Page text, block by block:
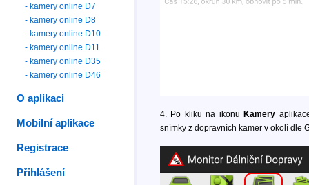
4. Po kliku na ikonu Kamery
snímky z dopravních kamer v okolí dle
- kamery online D7
- kamery online D8
- kamery online D10
- kamery online D11
- kamery online D35
- kamery online D46
O aplikaci
Mobilní aplikace
Registrace
Přihlášení